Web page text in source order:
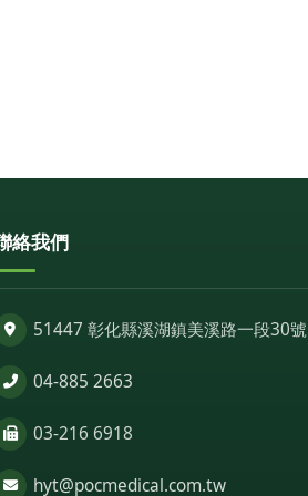
絡我們
51447 彰化縣溪湖鎮美溪路一段30號
04-885 2663
03-216 6918
hyt@pocmedical.com.tw